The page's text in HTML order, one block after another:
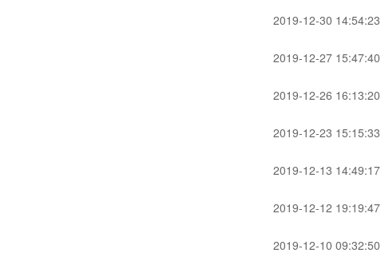
2019-12-30 14:54:23
2019-12-27 15:47:40
2019-12-26 16:13:20
2019-12-23 15:15:33
2019-12-13 14:49:17
2019-12-12 19:19:47
2019-12-10 09:32:50